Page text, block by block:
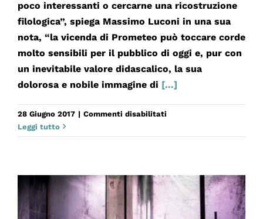
poco interessanti o cercarne una ricostruzione
filologica”, spiega Massimo Luconi in una sua
nota, “la vicenda di Prometeo può toccare corde
molto sensibili per il pubblico di oggi e, pur con
un inevitabile valore didascalico, la sua
dolorosa e nobile immagine di [...]
28 Giugno 2017 | Commenti disabilitatisu
Leggi tutto